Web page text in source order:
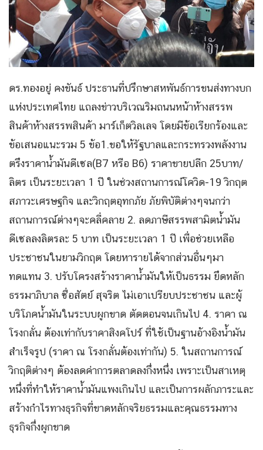
ดร.ทองอยู่ คงขันธ์ ประธานที่ปรึกษาสหพันธ์การขนส่งทางบก
แห่งประเทศไทย แถลงข่าวบริเวณริมถนนหน้าห้างสรรพ
สินค้าห้างสรรพสินค้า มาร์เก็ตวิลเลจ โดยมีข้อเรียกร้องและ
ข้อเสนอแนะรวม 5 ข้อ1.ขอให้รัฐบาลและกระทรวงพลังงาน
ตรึงราคาน้ำมันดีเซล(B7 หรือ B6) ราคาขายปลีก 25บาท/
ลิตร เป็นระยะเวลา 1 ปี ในช่วงสถานการณ์โควิด-19 วิกฤต
สภาวะเศรษฐกิจ และวิกฤตอุทกภัย ภัยพิบัติต่างๆจนกว่า
สถานการณ์ต่างๆจะคลี่คลาย 2. ลดภาษีสรรพสามิตน้ำมัน
ดีเซลลงลิตรละ 5 บาท เป็นระยะเวลา 1 ปี เพื่อช่วยเหลือ
ประชาชนในยามวิกฤต โดยหารายได้จากส่วนอื่นๆมา
ทดแทน 3. ปรับโครงสร้างราคาน้ำมันให้เป็นธรรม ยึดหลัก
ธรรมาภิบาล ซื่อสัตย์ สุจริต ไม่เอาเปรียบประชาชน และผู้
บริโภคน้ำมันในระบบผูกขาด ตัดตอนจนเกินไป 4. ราคา ณ
โรงกลั่น ต้องเท่ากับราคาสิงคโปร์ ที่ใช้เป็นฐานอ้างอิงน้ำมัน
สำเร็จรูป (ราคา ณ โรงกลั่นต้องเท่ากัน) 5. ในสถานการณ์
วิกฤติต่างๆ ต้องลดค่าการตลาดลงกึ่งหนึ่ง เพราะเป็นสาเหตุ
หนึ่งที่ทำให้ราคาน้ำมันแพงเกินไป และเป็นการผลักภาระและ
สร้างกำไรทางธุรกิจที่ขาดหลักจริยธรรมและคุณธรรมทาง
ธุรกิจกึ่งผูกขาด